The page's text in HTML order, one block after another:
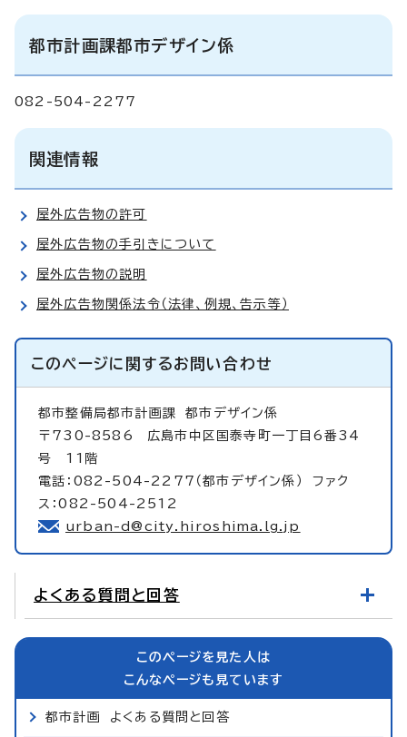
都市計画課都市デザイン係
082-504-2277
関連情報
屋外広告物の許可
屋外広告物の手引きについて
屋外広告物の説明
屋外広告物関係法令（法律、例規、告示等）
このページに関するお問い合わせ
都市整備局都市計画課都市デザイン係
〒730-8586 広島市中区国泰寺町一丁目6番34
号 11階
電話：082-504-2277（都市デザイン係） ファク
ス：082-504-2512
urban-d@city.hiroshima.lg.jp
よくある質問と回答
このページを見た人は
こんなページも見ています
都市計画 よくある質問と回答